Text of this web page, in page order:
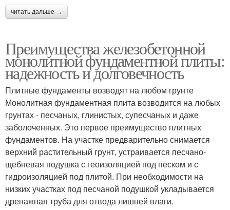
читать дальше →
Преимущества железобетонной
монолитной фундаментной плиты:
надежность и долговечность
Плитные фундаменты возводят на любом грунте
Монолитная фундаментная плита возводится на любых
грунтах - песчаных, глинистых, супесчаных и даже
заболоченных. Это первое преимущество плитных
фундаментов. На участке предварительно снимается
верхний растительный грунт, устраивается песчано-
щебневая подушка с геоизоляцией под песком и с
гидроизоляцией под плитой. При необходимости на
низких участках под песчаной подушкой укладывается
дренажная труба для отвода лишней влаги.